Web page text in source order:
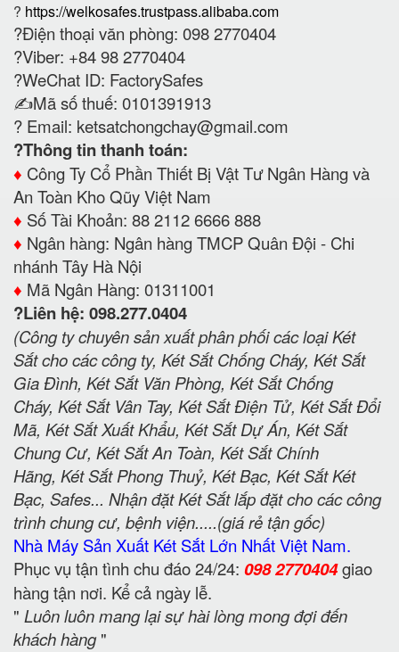
? https://welkosafes.trustpass.alibaba.com
?Điện thoại văn phòng: 098 2770404
?Viber: +84 98 2770404
?WeChat ID: FactorySafes
✍️Mã số thuế: 0101391913
? Email: ketsatchongchay@gmail.com
?Thông tin thanh toán:
♦️ Công Ty Cổ Phần Thiết Bị Vật Tư Ngân Hàng và
An Toàn Kho Qũy Việt Nam
♦️ Số Tài Khoản: 88 2112 6666 888
♦️ Ngân hàng: Ngân hàng TMCP Quân Đội - Chi
nhánh Tây Hà Nội
♦️ Mã Ngân Hàng: 01311001
?Liên hệ: 098.277.0404
(Công ty chuyên sản xuất phân phối các loại Két
Sắt cho các công ty, Két Sắt Chống Cháy, Két Sắt
Gia Đình, Két Sắt Văn Phòng, Két Sắt Chống
Cháy, Két Sắt Vân Tay, Két Sắt Điện Tử, Két Sắt Đổi
Mã, Két Sắt Xuất Khẩu, Két Sắt Dự Án, Két Sắt
Chung Cư, Két Sắt An Toàn, Két Sắt Chính
Hãng, Két Sắt Phong Thuỷ, Két Bạc, Két Sắt Két
Bạc, Safes... Nhận đặt Két Sắt lắp đặt cho các công
trình chung cư, bệnh viện.....(giá rẻ tận gốc)
Nhà Máy Sản Xuất Két Sắt Lớn Nhất Việt Nam.
Phục vụ tận tình chu đáo 24/24: 098 2770404giao
hàng tận nơi. Kể cả ngày lễ.
" Luôn luôn mang lại sự hài lòng mong đợi đến
khách hàng"